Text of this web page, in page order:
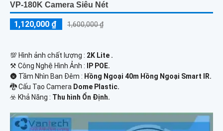
VP-180K Camera Siêu Nét
1,120,000 ₫ 1,600,000 ₫
💯 Hình ảnh chất lượng : 2K Lite .
⚒ Công Nghệ Hình Ảnh :
IP POE.
🌚 Tầm Nhìn Ban Đêm : Hồng Ngoại 40m Hồng Ngoại Smart IR.
🐉️ Cấu Tạo Camera Dome Plastic.
️☣️ Khả Năng : Thu hình Ổn Định.